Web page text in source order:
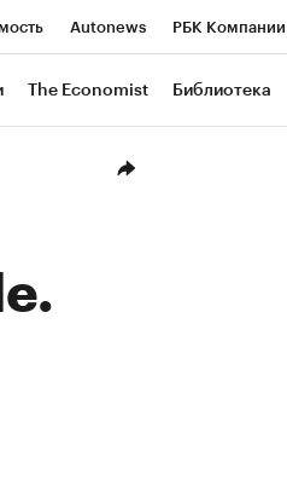
Autonews РБК Компании
Визионеры Национальные
The Economist Библиотека